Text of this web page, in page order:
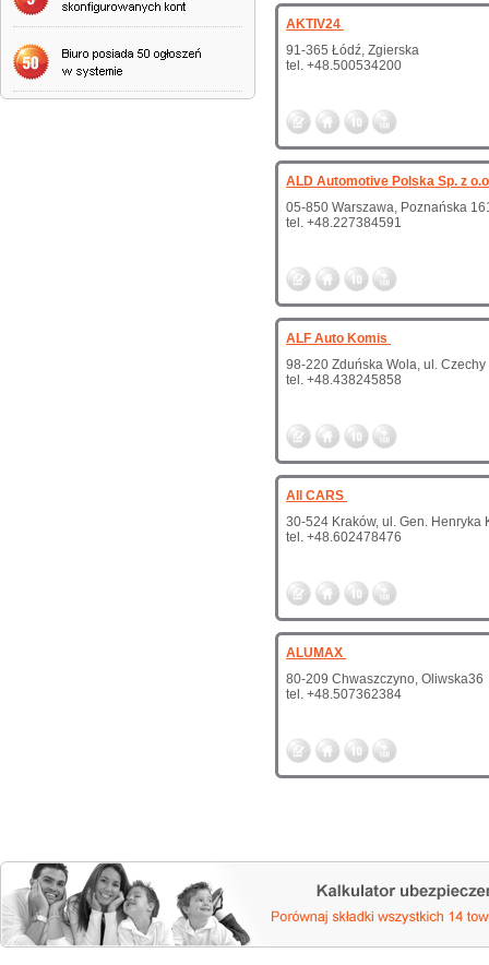
AKTIV24
91-365 Łódź, Zgierska
tel. +48.500534200
ALD Automotive Polska Sp. z
05-850 Warszawa, Poznańska
tel. +48.227384591
ALF Auto Komis
98-220 Zduńska Wola, ul. Czechy
tel. +48.438245858
All CARS
30-524 Kraków, ul. Gen. Henryka
tel. +48.602478476
ALUMAX
80-209 Chwaszczyno, Oliwska36
tel. +48.507362384